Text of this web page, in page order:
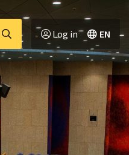
naar
zoekpagina
Log in EN